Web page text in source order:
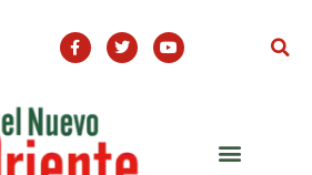
F
a
c
o
o
-
T
w
i
Y
o
u